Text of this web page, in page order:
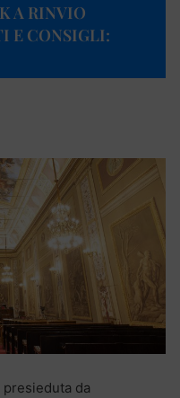
A RINVIO
E CONSIGLI:
presieduta da